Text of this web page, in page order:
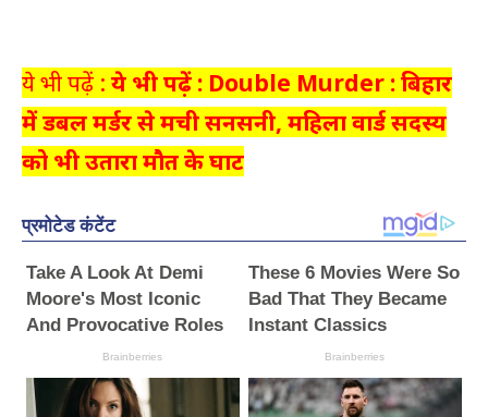
ये भी पढ़ें : ये भी पढ़ें : Double Murder : बिहार
में डबल मर्डर से मची सनसनी, महिला वार्ड सदस्य
को भी उतारा मौत के घाट